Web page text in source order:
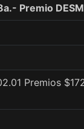
Premio
Premios